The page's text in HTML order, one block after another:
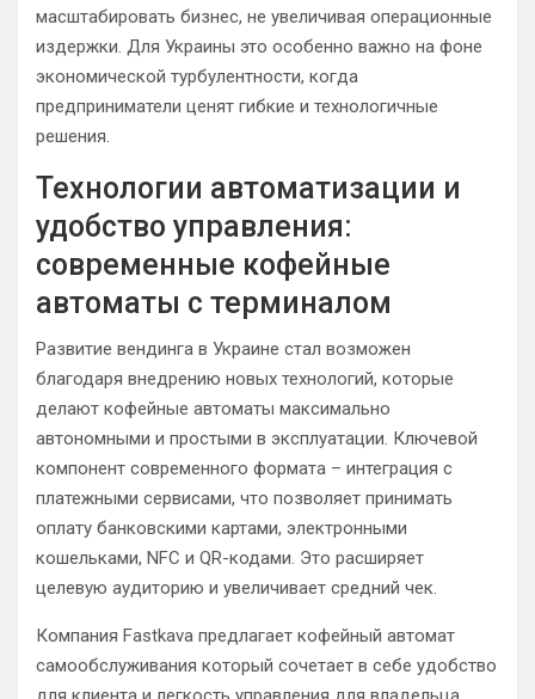
масштабировать бизнес, не увеличивая операционные
издержки. Для Украины это особенно важно на фоне
экономической турбулентности, когда
предприниматели ценят гибкие и технологичные
решения.
Технологии автоматизации и
удобство управления:
современные кофейные
автоматы с терминалом
Развитие вендинга в Украине стал возможен
благодаря внедрению новых технологий, которые
делают кофейные автоматы максимально
автономными и простыми в эксплуатации. Ключевой
компонент современного формата – интеграция с
платежными сервисами, что позволяет принимать
оплату банковскими картами, электронными
кошельками, NFC и QR-кодами. Это расширяет
целевую аудиторию и увеличивает средний чек.
Компания Fastkava предлагает кофейный автомат
самообслуживания который сочетает в себе удобство